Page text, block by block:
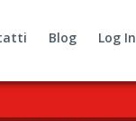
Blog Log In